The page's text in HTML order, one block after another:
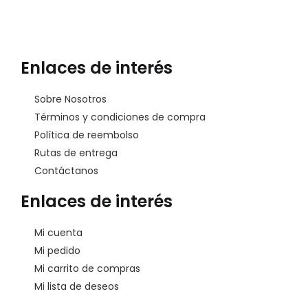
Enlaces de interés
Sobre Nosotros
Términos y condiciones de compra
Política de reembolso
Rutas de entrega
Contáctanos
Enlaces de interés
Mi cuenta
Mi pedido
Mi carrito de compras
Mi lista de deseos